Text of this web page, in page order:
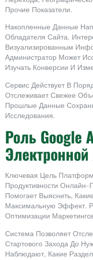
Прочие Показатели.
Накопленные Данные
Обладателя Сайта.
Визуализированным
Администратор Может
Изучать Конверсии И
Сервис Действует В
Отслеживает Свежее
Прошлые Данные
Исследования.
Роль Google
Ключевая Цель
Продуктивности
Помогает Выяснить,
Максимальную Эффект.
Оптимизации
Система Позволяет
Стартового Захода До
Наблюдают, Какие